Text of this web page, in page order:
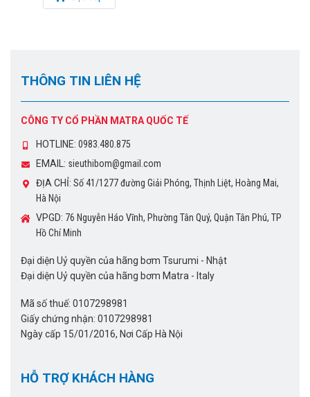
THÔNG TIN LIÊN HỆ
CÔNG TY CỔ PHẦN MATRA QUỐC TẾ
HOTLINE: 0983.480.875
EMAIL: sieuthibom@gmail.com
ĐỊA CHỈ: Số 41/1277 đường Giải Phóng, Thịnh Liệt, Hoàng Mai,
Hà Nội
VPGD: 76 Nguyễn Háo Vĩnh, Phường Tân Quý, Quận Tân Phú, TP
Hồ Chí Minh
Đại diện Uỷ quyền của hãng bơm Tsurumi - Nhật
Đại diện Uỷ quyền của hãng bơm Matra - Italy
Mã số thuế: 0107298981
Giấy chứng nhận: 0107298981
Ngày cấp 15/01/2016, Nơi Cấp Hà Nội
HỖ TRỢ KHÁCH HÀNG